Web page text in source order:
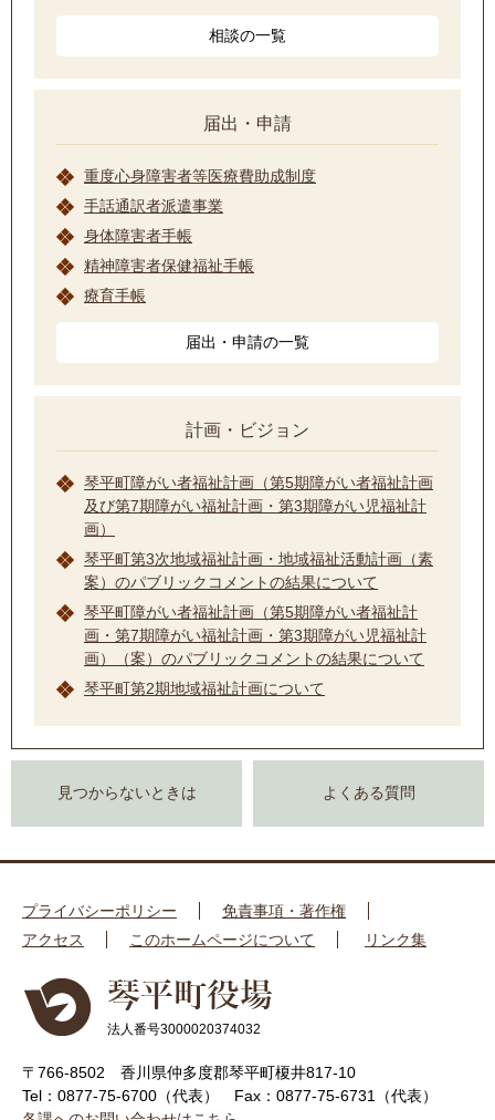
相談の一覧
届出・申請
重度心身障害者等医療費助成制度
手話通訳者派遣事業
身体障害者手帳
精神障害者保健福祉手帳
療育手帳
届出・申請の一覧
計画・ビジョン
琴平町障がい者福祉計画（第5期障がい者福祉計画
及び第7期障がい福祉計画・第3期障がい児福祉計
画）
琴平町第3次地域福祉計画・地域福祉活動計画（素
案）のパブリックコメントの結果について
琴平町障がい者福祉計画（第5期障がい者福祉計
画・第7期障がい福祉計画・第3期障がい児福祉計
画）（案）のパブリックコメントの結果について
琴平町第2期地域福祉計画について
見つからないときは よくある質問
プライバシーポリシー
免責事項・著作権
アクセス
このホームページについて リンク集
法人番号3000020374032
〒766-8502 香川県仲多度郡琴平町榎井817-10
Tel：0877-75-6700（代表）
Fax：0877-75-6731（代表）